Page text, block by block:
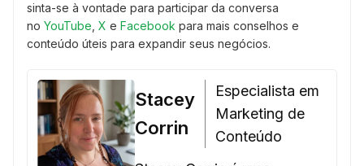
sinta-se à vontade para participar da conversa
no YouTube X e Facebook para mais conselhos e
conteúdo úteis para expandir seus negócios.
Stacey
Corrin
Especialista em
Marketing de
Conteúdo